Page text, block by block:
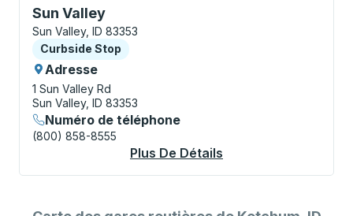
Sun Valley
Curbside Stop, utilisez les touches fléchées ou la
Sun Valley, ID 83353
Curbside Stop
Curbside Stop
Adresse
1 Sun Valley Rd
Sun Valley, ID 83353
Numéro de téléphone
(800) 858-8555
Plus De Détails